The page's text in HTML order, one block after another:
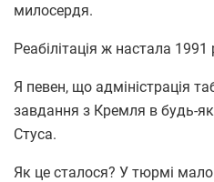
милосердя.
Реабілітація ж настала 1991
Я певен, що адміністрація
завдання з Кремля в будь-
Стуса.
Як це сталося? У тюрмі